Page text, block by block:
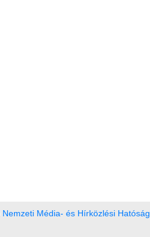
Nemzeti Média- és Hírközlési Hatóság